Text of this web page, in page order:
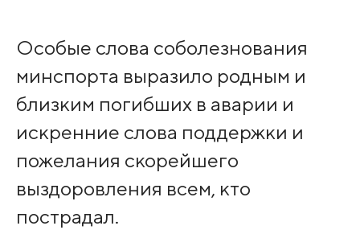
Особые слова соболезнования
минспорта выразило родным и
близким погибших в аварии и
искренние слова поддержки и
пожелания скорейшего
выздоровления всем, кто
пострадал.